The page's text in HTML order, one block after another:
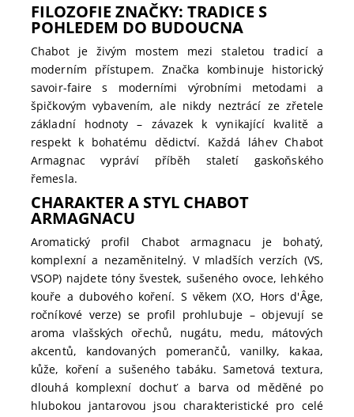
FILOZOFIE ZNAČKY: TRADICE S
POHLEDEM DO BUDOUCNA
Chabot je živým mostem mezi staletou tradicí a
moderním přístupem. Značka kombinuje historický
savoir-faire s moderními výrobními metodami a
špičkovým vybavením, ale nikdy neztrácí ze zřetele
základní hodnoty – závazek k vynikající kvalitě a
respekt k bohatému dědictví. Každá láhev Chabot
Armagnac vypráví příběh staletí gaskoňského
řemesla.
CHARAKTER A STYL CHABOT
ARMAGNACU
Aromatický profil Chabot armagnacu je bohatý,
komplexní a nezaměnitelný. V mladších verzích (VS,
VSOP) najdete tóny švestek, sušeného ovoce, lehkého
kouře a dubového koření. S věkem (XO, Hors d'Âge,
ročníkové verze) se profil prohlubuje – objevují se
aroma vlašských ořechů, nugátu, medu, mátových
akcentů, kandovaných pomerančů, vanilky, kakaa,
kůže, koření a sušeného tabáku. Sametová textura,
dlouhá komplexní dochuť a barva od měděné po
hlubokou jantarovou jsou charakteristické pro celé